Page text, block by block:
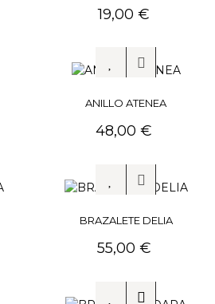
Precio
19,00 €
ANILLO ATENEA
Precio
48,00 €
BRAZALETE DELIA
Precio
55,00 €